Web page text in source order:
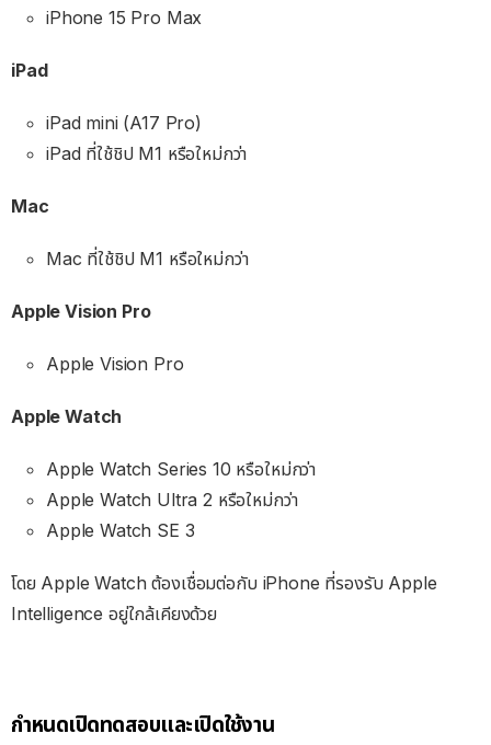
iPhone 15 Pro Max
iPad
iPad mini (A17 Pro)
iPad ที่ใช้ชิป M1 หรือใหม่กว่า
Mac
Mac ที่ใช้ชิป M1 หรือใหม่กว่า
Apple Vision Pro
Apple Vision Pro
Apple Watch
Apple Watch Series 10 หรือใหม่กว่า
Apple Watch Ultra 2 หรือใหม่กว่า
Apple Watch SE 3
โดย Apple Watch ต้องเชื่อมต่อกับ iPhone ที่รองรับ Apple
Intelligence อยู่ใกล้เคียงด้วย
กำหนดเปิดทดสอบและเปิดใช้งาน